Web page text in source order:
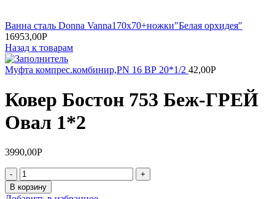
Ванна сталь Donna Vanna170х70+ножки"Белая орхидея"
16953,00Р
Назад к товарам
Муфта компрес.комбинир,PN 16 ВР 20*1/2 42,00Р
Ковер Бостон 753 Беж-ГРЕЙ
Овал 1*2
3990,00Р
Количество
товара
Ковер
В корзину